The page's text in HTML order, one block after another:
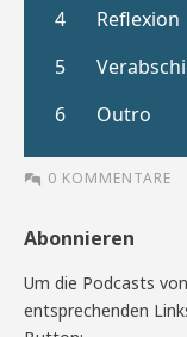
0 KOMMENTARE
Abonnieren
Um die Podcasts von
entsprechenden